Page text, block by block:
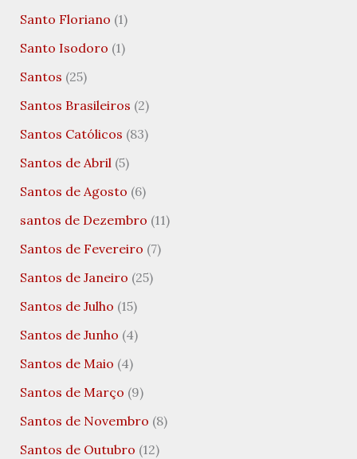
Santo Floriano (1)
Santo Isodoro (1)
Santos (25)
Santos Brasileiros (2)
Santos Católicos (83)
Santos de Abril(5)
Santos de Agosto (6)
santos de Dezembro (11)
Santos de Fevereiro (7)
Santos de Janeiro (25)
Santos de Julho (15)
Santos de Junho (4)
Santos de Maio (4)
Santos de Março (9)
Santos de Novembro (8)
Santos de Outubro (12)